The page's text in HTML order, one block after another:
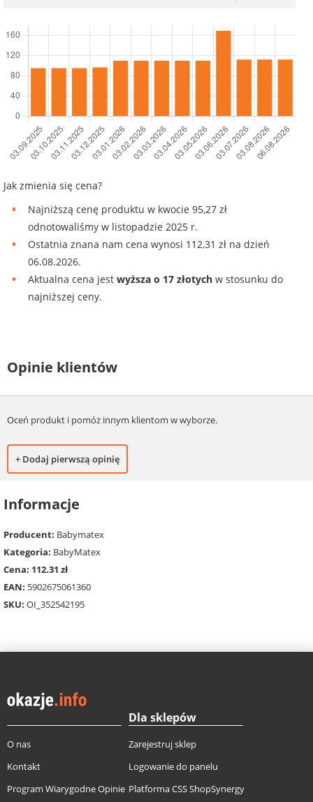
Jak zmienia się cena?
Najniższą cenę produktu w kwocie 95,27 zł
odnotowaliśmy w listopadzie 2025 r.
Ostatnia znana nam cena wynosi 112,31 zł na dzień
06.08.2026.
Aktualna cena jest wyższa o 17 złotych w stosunku do
najniższej ceny.
Opinie klientów
Oceń produkt i pomóż innym klientom w wyborze.
+ Dodaj pierwszą opinię
Informacje
Producent: Babymatex
Kategoria: BabyMatex
Cena: 112.31 zł
EAN: 5902675061360
SKU: OI_352542195
O nas
Kontakt
Program Wiarygodne Opinie
Dla sklepów
Zarejestruj sklep
Logowanie do panelu
Platforma CSS ShopSynergy